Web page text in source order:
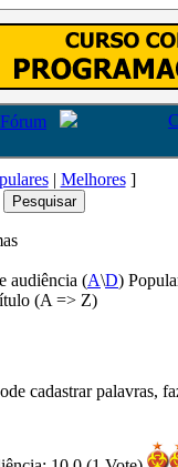
Fórum
| Melhores]
audiência (A\D)
(A => Z)
cadastrar palavras,